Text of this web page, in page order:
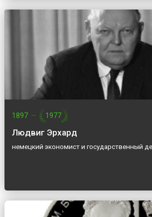
1897 — 1977
Людвиг Эрхард
немецкий экономист и государственный